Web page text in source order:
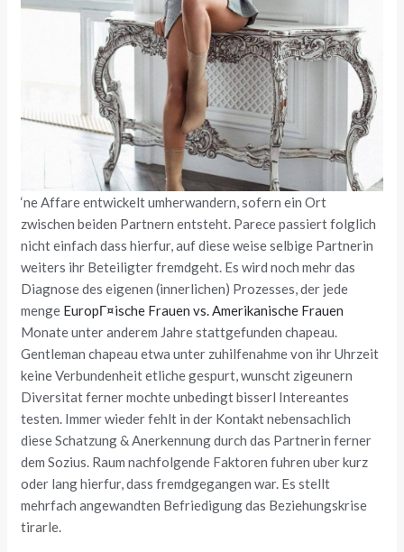
‘ne Affare entwickelt umherwandern, sofern ein Ort
zwischen beiden Partnern entsteht. Parece passiert folglich
nicht einfach dass hierfur, auf diese weise selbige Partnerin
weiters ihr Beteiligter fremdgeht. Es wird noch mehr das
Diagnose des eigenen (innerlichen) Prozesses, der jede
menge EuropГ¤ische Frauen vs. Amerikanische Frauen
Monate unter anderem Jahre stattgefunden chapeau.
Gentleman chapeau etwa unter zuhilfenahme von ihr Uhrzeit
keine Verbundenheit etliche gespurt, wunscht zigeunern
Diversitat ferner mochte unbedingt bisserl Intereantes
testen. Immer wieder fehlt in der Kontakt nebensachlich
diese Schatzung & Anerkennung durch das Partnerin ferner
dem Sozius. Raum nachfolgende Faktoren fuhren uber kurz
oder lang hierfur, dass fremdgegangen war. Es stellt
mehrfach angewandten Befriedigung das Beziehungskrise
tirarle.